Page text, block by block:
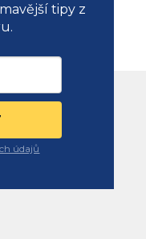
tipy z
údajů